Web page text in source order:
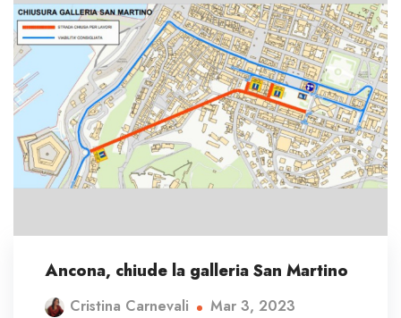
Ancona, chiude la galleria San Martino
Cristina Carnevali Mar 3, 2023